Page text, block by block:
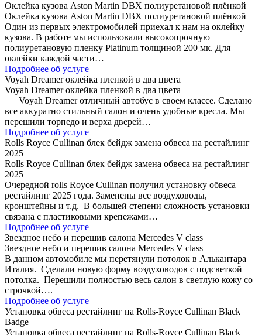
Оклейка кузова Aston Martin DBX полиуретановой плёнкой
Оклейка кузова Aston Martin DBX полиуретановой плёнкой
Один из первых электромобилей приехал к нам на оклейку
кузова. В работе мы использовали высокопрочную
полиуретановую пленку Platinum толщиной 200 мк. Для
оклейки каждой части…
Подробнее об услуге
Voyah Dreamer оклейка пленкой в два цвета
Voyah Dreamer оклейка пленкой в два цвета
Voyah Dreamer отличный автобус в своем классе. Сделано
все аккуратно стильный салон и очень удобные кресла. Мы
перешили торпедо и верха дверей…
Подробнее об услуге
Rolls Royce Cullinan блек бейдж замена обвеса на рестайлинг
2025
Rolls Royce Cullinan блек бейдж замена обвеса на рестайлинг
2025
Очередной rolls Royce Cullinan получил установку обвеса
рестайлинг 2025 года. Заменены все воздуховоды,
кронштейны и т.д. В большей степени сложность установки
связана с пластиковыми крепежами…
Подробнее об услуге
Звездное небо и перешив салона Mercedes V class
Звездное небо и перешив салона Mercedes V class
В данном автомобиле мы перетянули потолок в Алькантара
Италия. Сделали новую форму воздуховодов с подсветкой
потолка. Перешили полностью весь салон в светлую кожу со
строчкой….
Подробнее об услуге
Установка обвеса рестайлинг на Rolls-Royce Cullinan Black
Badge
Установка обвеса рестайлинг на Rolls-Royce Cullinan Black